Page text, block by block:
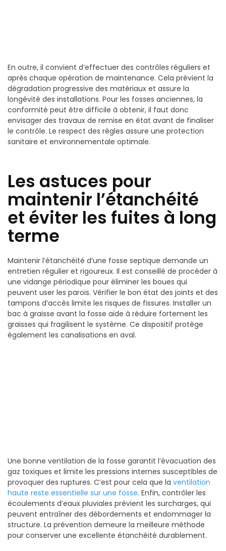
En outre, il convient d’effectuer des contrôles réguliers et
après chaque opération de maintenance. Cela prévient la
dégradation progressive des matériaux et assure la
longévité des installations. Pour les fosses anciennes, la
conformité peut être difficile à obtenir, il faut donc
envisager des travaux de remise en état avant de finaliser
le contrôle. Le respect des règles assure une protection
sanitaire et environnementale optimale.
Les astuces pour
maintenir l’étanchéité
et éviter les fuites à long
terme
Maintenir l’étanchéité d’une fosse septique demande un
entretien régulier et rigoureux. Il est conseillé de procéder à
une vidange périodique pour éliminer les boues qui
peuvent user les parois. Vérifier le bon état des joints et des
tampons d’accès limite les risques de fissures. Installer un
bac à graisse avant la fosse aide à réduire fortement les
graisses qui fragilisent le système. Ce dispositif protège
également les canalisations en aval.
Une bonne ventilation de la fosse garantit l’évacuation des
gaz toxiques et limite les pressions internes susceptibles de
provoquer des ruptures. C’est pour cela que la ventilation
haute reste essentielle sur une fosse. Enfin, contrôler les
écoulements d’eaux pluviales prévient les surcharges, qui
peuvent entraîner des débordements et endommager la
structure. La prévention demeure la meilleure méthode
pour conserver une excellente étanchéité durablement.